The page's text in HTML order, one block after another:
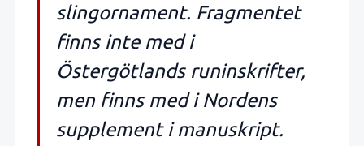
slingornament. Fragmentet
finns inte med i
Östergötlands runinskrifter,
men finns med i Nordens
supplement i manuskript.